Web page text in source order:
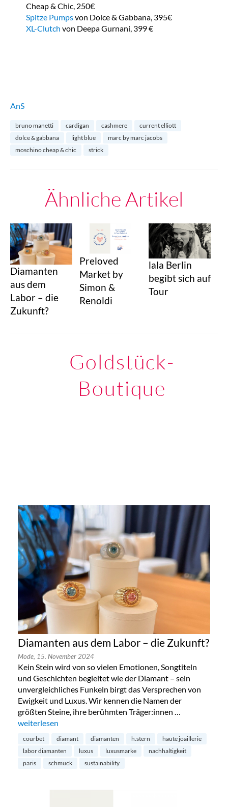
Cheap & Chic, 250€
Spitze Pumpsvon Dolce & Gabbana, 395€
XL-Clutch von Deepa Gurnani, 399 €
AnS
bruno manetti cardigan cashmere
current elliott
dolce & gabbana
light blue
marc by marc jacobs
moschino cheap & chic
strick
Ähnliche Artikel
Diamanten
aus dem
Labor – die
Zukunft?
Preloved
Market by
Simon &
Renoldi
lala Berlin
begibt sich auf
Tour
Goldstück-
Boutique
Diamanten aus dem Labor – die Zukunft?
Mode, 15. November 2024
Kein Stein wird von so vielen Emotionen, Songtiteln
und Geschichten begleitet wie der Diamant – sein
unvergleichliches Funkeln birgt das Versprechen von
Ewigkeit und Luxus. Wir kennen die Namen der
größten Steine, ihre berühmten Träger:innen …
„Diamanten aus dem Labor – die Zukunft?“
weiterlesen
courbet diamant diamanten h.stern
haute joaillerie
labor diamanten
luxus luxusmarke
nachhaltigkeit
paris
schmuck sustainability